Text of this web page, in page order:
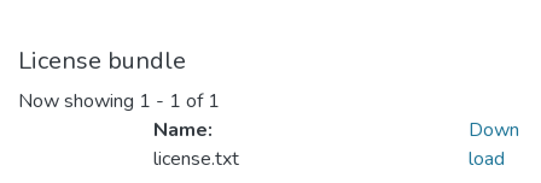
License bundle
Now showing 1 - 1 of 1
Name:
license.txt
Down
load